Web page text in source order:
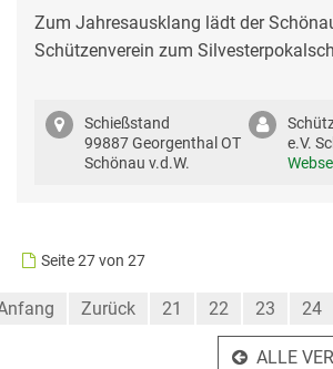
Zum Jahresausklang lädt der
Schützenverein zum
Schießstand
99887 Georgenthal OT
Schönau v.d.W.
e.V.
Seite 27 von 27
Zurück 21 22 23 24
ALLE